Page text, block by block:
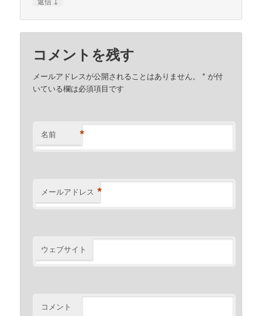
コメントを残す
メールアドレスが公開されることはありません。* が付
いている欄は必須項目です
名前 *
メールアドレス *
ウェブサイト
コメント